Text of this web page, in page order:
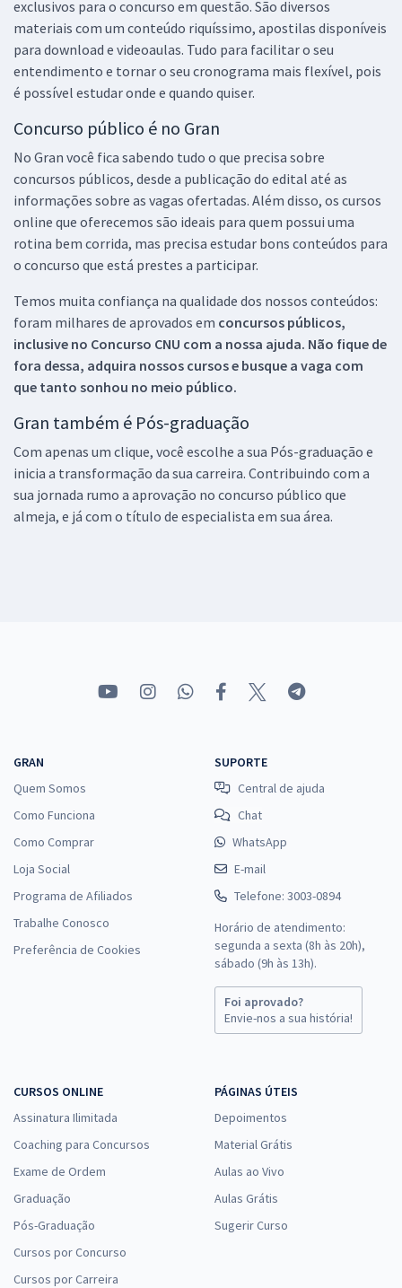
exclusivos para o concurso em questão. São diversos
materiais com um conteúdo riquíssimo, apostilas disponíveis
para download e videoaulas. Tudo para facilitar o seu
entendimento e tornar o seu cronograma mais flexível, pois
é possível estudar onde e quando quiser.
Concurso público é no Gran
No Gran você fica sabendo tudo o que precisa sobre
concursos públicos, desde a publicação do edital até as
informações sobre as vagas ofertadas. Além disso, os cursos
online que oferecemos são ideais para quem possui uma
rotina bem corrida, mas precisa estudar bons conteúdos para
o concurso que está prestes a participar.
Temos muita confiança na qualidade dos nossos conteúdos:
foram milhares de aprovados em concursos públicos,
inclusive no Concurso CNU com a nossa ajuda. Não fique de
fora dessa, adquira nossos cursos e busque a vaga com
que tanto sonhou no meio público.
Gran também é Pós-graduação
Com apenas um clique, você escolhe a sua Pós-graduação e
inicia a transformação da sua carreira. Contribuindo com a
sua jornada rumo a aprovação no concurso público que
almeja, e já com o título de especialista em sua área.
GRAN
Quem Somos
Como Funciona
Como Comprar
Loja Social
Programa de Afiliados
Trabalhe Conosco
Preferência de Cookies
SUPORTE
Central de ajuda
Chat
WhatsApp
E-mail
Telefone: 3003-0894
Horário de atendimento:
segunda a sexta (8h às 20h),
sábado (9h às 13h).
Foi aprovado?
Envie-nos a sua história!
CURSOS ONLINE
Assinatura Ilimitada
Coaching para Concursos
Exame de Ordem
Graduação
Pós-Graduação
Cursos por Concurso
Cursos por Carreira
PÁGINAS ÚTEIS
Depoimentos
Material Grátis
Aulas ao Vivo
Aulas Grátis
Sugerir Curso